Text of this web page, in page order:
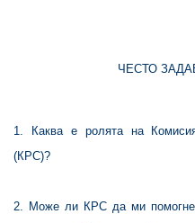
ЧЕСТО
1. Каква е ролята на
(КРС)?
2. Може ли КРС да ми